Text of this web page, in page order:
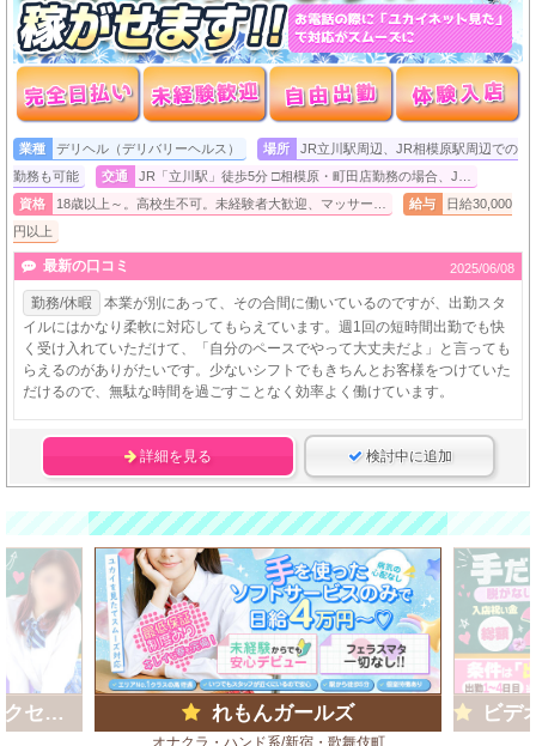
業種 デリヘル（デリバリーヘルス） 場所
JR立川駅周辺、JR相模原駅周辺での
勤務も可能
交通
JR「立川駅」徒歩5分 □相模原・町田店勤務の場合、J…
資格
18歳以上～。高校生不可。未経験者大歓迎、マッサー… 給与
日給30,000
円以上
最新の口コミ 2025/06/08
勤務/休暇
本業が別にあって、その合間に働いているのですが、出勤スタ
イルにはかなり柔軟に対応してもらえています。週1回の短時間出勤でも快
く受け入れていただけて、「自分のペースでやって大丈夫だよ」と言っても
らえるのがありがたいです。少ないシフトでもきちんとお客様をつけていた
だけるので、無駄な時間を過ごすことなく効率よく働けています。
詳細を見る 検討中に追加
ープ) れもんガールズ ビデオ